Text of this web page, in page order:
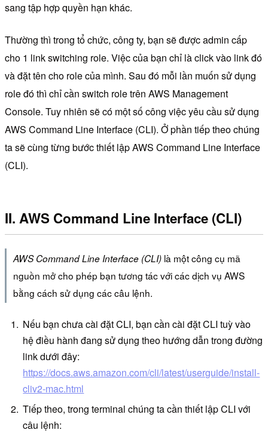
sang tập hợp quyền hạn khác.
Thường thì trong tổ chức, công ty, bạn sẽ được admin cấp
cho 1 link switching role. Việc của bạn chỉ là click vào link đó
và đặt tên cho role của mình. Sau đó mỗi lần muốn sử dụng
role đó thì chỉ cần switch role trên AWS Management
Console. Tuy nhiên sẽ có một số công việc yêu cầu sử dụng
AWS Command Line Interface (CLI). Ở phần tiếp theo chúng
ta sẽ cùng từng bước thiết lập AWS Command Line Interface
(CLI).
II. AWS Command Line Interface (CLI)
AWS Command Line Interface (CLI)là một công cụ mã
nguồn mở cho phép bạn tương tác với các dịch vụ AWS
bằng cách sử dụng các câu lệnh.
Nếu bạn chưa cài đặt CLI, bạn cần cài đặt CLI tuỳ vào
hệ điều hành đang sử dụng theo hướng dẫn trong đường
link dưới đây:
https://docs.aws.amazon.com/cli/latest/userguide/install-
cliv2-mac.html
Tiếp theo, trong terminal chúng ta cần thiết lập CLI với
câu lệnh: